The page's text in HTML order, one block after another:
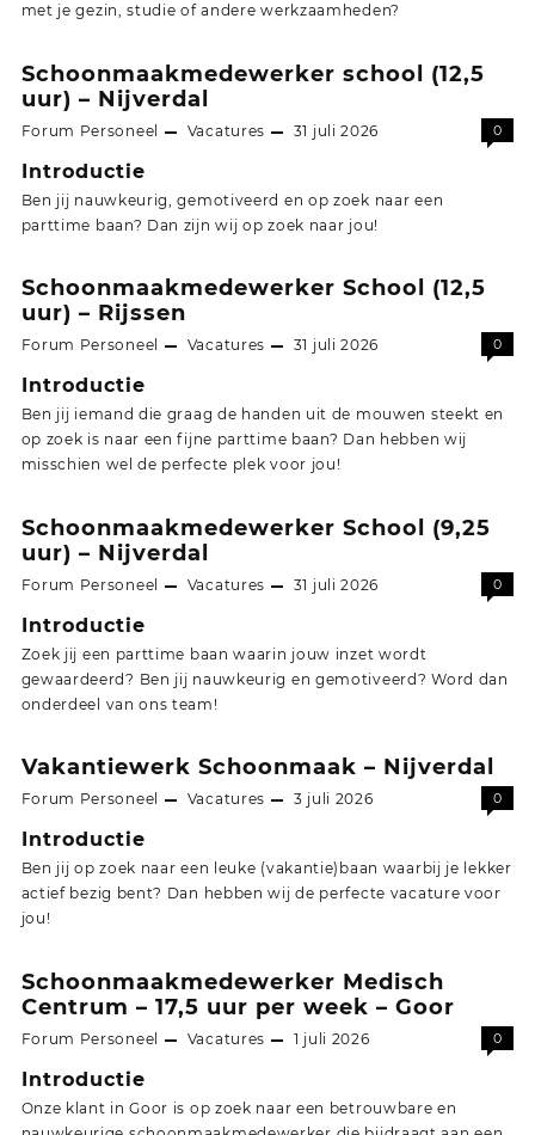
met je gezin, studie of andere werkzaamheden?
Schoonmaakmedewerker school (12,5
uur) – Nijverdal
Forum Personeel Vacatures 31 juli 2026 0
Introductie
Ben jij nauwkeurig, gemotiveerd en op zoek naar een
parttime baan? Dan zijn wij op zoek naar jou!
Schoonmaakmedewerker School (12,5
uur) – Rijssen
Forum Personeel Vacatures 31 juli 2026 0
Introductie
Ben jij iemand die graag de handen uit de mouwen steekt en
op zoek is naar een fijne parttime baan? Dan hebben wij
misschien wel de perfecte plek voor jou!
Schoonmaakmedewerker School (9,25
uur) – Nijverdal
Forum Personeel Vacatures 31 juli 2026 0
Introductie
Zoek jij een parttime baan waarin jouw inzet wordt
gewaardeerd? Ben jij nauwkeurig en gemotiveerd? Word dan
onderdeel van ons team!
Vakantiewerk Schoonmaak – Nijverdal
Forum Personeel Vacatures 3 juli 2026 0
Introductie
Ben jij op zoek naar een leuke (vakantie)baan waarbij je lekker
actief bezig bent? Dan hebben wij de perfecte vacature voor
jou!
Schoonmaakmedewerker Medisch
Centrum – 17,5 uur per week – Goor
Forum Personeel Vacatures 1 juli 2026 0
Introductie
Onze klant in Goor is op zoek naar een betrouwbare en